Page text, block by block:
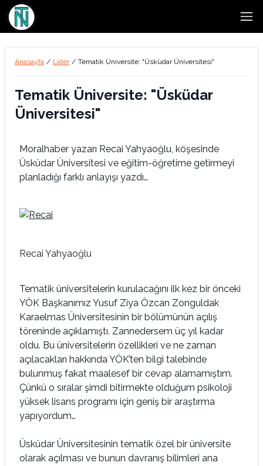
Anasayfa / Lider / Tematik Üniversite: "Üsküdar Üniversitesi"
Tematik Üniversite: "Üsküdar
Üniversitesi"
Moralhaber yazarı Recai Yahyaoğlu, köşesinde
Üsküdar Üniversitesi ve eğitim-öğretime getirmeyi
planladığı farklı anlayışı yazdı…
Recai Yahyaoğlu
Tematik üniversitelerin kurulacağını ilk kez bir önceki
YÖK Başkanımız Yusuf Ziya Özcan Zonguldak
Karaelmas Üniversitesinin bir bölümünün açılış
töreninde açıklamıştı. Zannedersem üç yıl kadar
oldu. Bu üniversitelerin özellikleri ve ne zaman
açılacakları hakkında YÖK’ten bilgi talebinde
bulunmuş fakat maalesef bir cevap alamamıştım.
Çünkü o sıralar şimdi bitirmekte olduğum psikoloji
yüksek lisans programı için geniş bir araştırma
yapıyordum…
Üsküdar Üniversitesinin tematik özel bir üniversite
olarak açılması ve bunun davranış bilimleri ana